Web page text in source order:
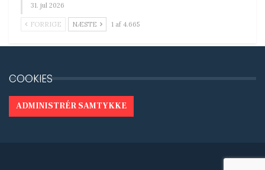
31. jul 2026
FORRIGE NÆSTE 1 af 4.665
COOKIES
ADMINISTRÉR SAMTYKKE